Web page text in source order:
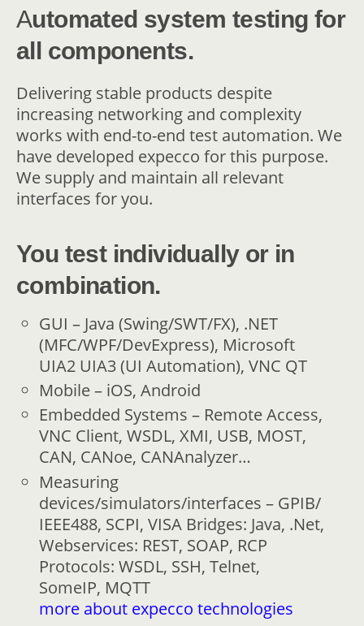
Automated system testing for
all components.
Delivering stable products despite
increasing networking and complexity
works with end-to-end test automation. We
have developed expecco for this purpose.
We supply and maintain all relevant
interfaces for you.
You test individually or in
combination.
GUI – Java (Swing/SWT/FX), .NET
(MFC/WPF/DevExpress), Microsoft
UIA2 UIA3 (UI Automation), VNC QT
Mobile – iOS, Android
Embedded Systems – Remote Access,
VNC Client, WSDL, XMI, USB, MOST,
CAN, CANoe, CANAnalyzer…
Measuring
devices/simulators/interfaces – GPIB/
IEEE488, SCPI, VISA Bridges: Java, .Net,
Webservices: REST, SOAP, RCP
Protocols: WSDL, SSH, Telnet,
SomeIP, MQTT
more about expecco technologies